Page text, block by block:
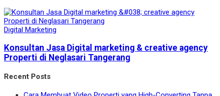
Digital Marketing
Konsultan Jasa Digital marketing & creative agency
Properti di Neglasari Tangerang
Recent Posts